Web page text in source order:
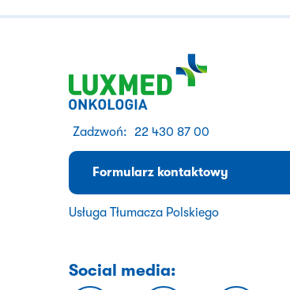
Zadzwoń: 22 430 87 00
Formularz kontaktowy
Usługa Tłumacza Polskiego
Social media: